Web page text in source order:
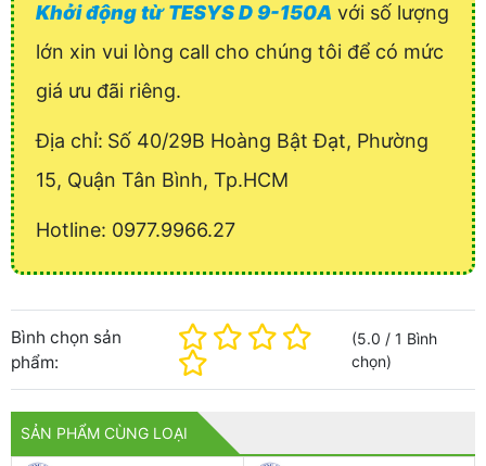
Khởi động từ TESYS D 9-150A với số lượng
lớn xin vui lòng call cho chúng tôi để có mức
giá ưu đãi riêng.
Địa chỉ: Số 40/29B Hoàng Bật Đạt, Phường
15, Quận Tân Bình, Tp.HCM
Hotline: 0977.9966.27
Bình chọn sản
phẩm:
(5.0 /1 Bình
chọn)
SẢN PHẨM CÙNG LOẠI